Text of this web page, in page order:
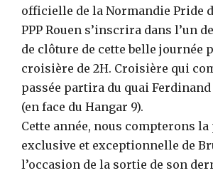
officielle de la Normandie Pride
PPP Rouen s’inscrira dans l’un
de clôture de cette belle journée
croisière de 2H. Croisière qui
passée partira du quai Ferdinand
(en face du Hangar 9).
Cette année, nous compterons la
exclusive et exceptionnelle de
l’occasion de la sortie de son